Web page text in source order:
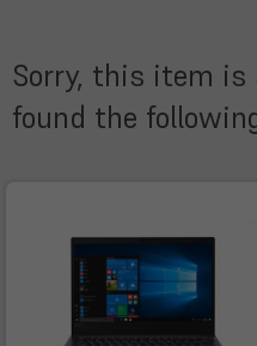
Sorry, this item is
found the